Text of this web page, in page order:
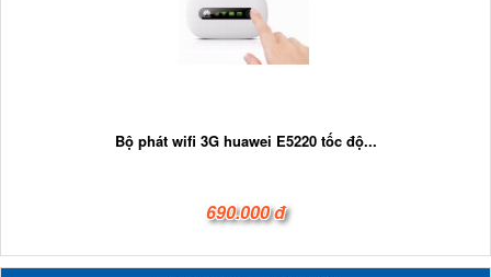
Bộ phát wifi 3G huawei E5220 tốc độ...
690.000 đ